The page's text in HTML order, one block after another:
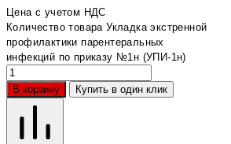
Цена с учетом НДС
Количество товара Укладка экстренной
профилактики парентеральных
инфекций по приказу №1н (УПИ-1н)
В корзину Купить в один клик